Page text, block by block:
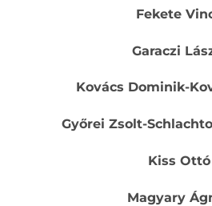
Fekete
Garaczi
Kovács Dominik-
Győrei Zsolt-
Kiss Ottó
Magyary